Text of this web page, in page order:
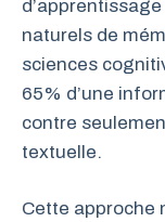
naturels de
sciences
65% d’une
contre
textuelle.
Cette approche